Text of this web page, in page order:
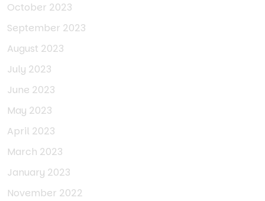
October 2023
September 2023
August 2023
July 2023
June 2023
May 2023
April 2023
March 2023
January 2023
November 2022